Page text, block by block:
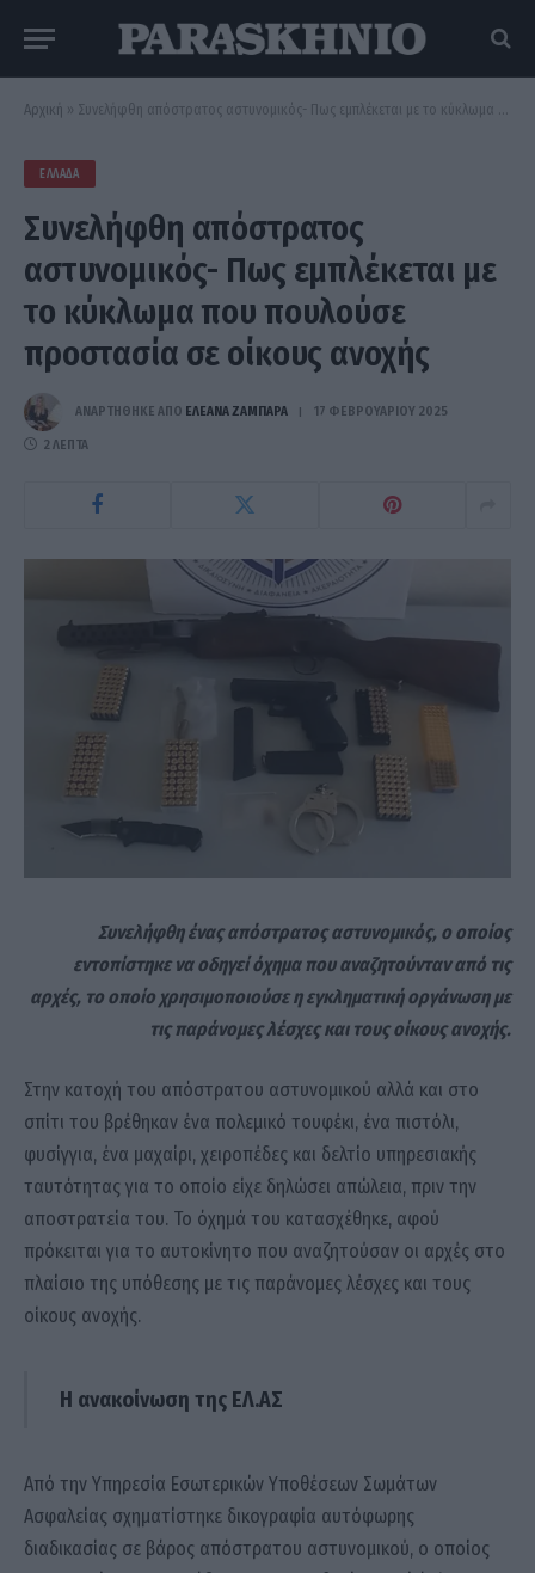
Αρχική » Συνελήφθη απόστρατος αστυνομικός- Πως εμπλέκεται με το κύκλωμα που πουλούσε προστασία σε οίκους ανοχής
ΕΛΛΆΔΑ
Συνελήφθη απόστρατος
αστυνομικός- Πως εμπλέκεται με
το κύκλωμα που πουλούσε
προστασία σε οίκους ανοχής
ΑΝΑΡΤΗΘΗΚΕ ΑΠΟ ΕΛΕΑΝΑ ΖΑΜΠΑΡΑ 17 ΦΕΒΡΟΥΑΡΊΟΥ 2025
2 ΛΕΠΤΆ
Συνελήφθη ένας απόστρατος αστυνομικός, ο οποίος
εντοπίστηκε να οδηγεί όχημα που αναζητούνταν από τις
αρχές, το οποίο χρησιμοποιούσε η εγκληματική οργάνωση με
τις παράνομες λέσχες και τους οίκους ανοχής.
Στην κατοχή του απόστρατου αστυνομικού αλλά και στο
σπίτι του βρέθηκαν ένα πολεμικό τουφέκι, ένα πιστόλι,
φυσίγγια, ένα μαχαίρι, χειροπέδες και δελτίο υπηρεσιακής
ταυτότητας για το οποίο είχε δηλώσει απώλεια, πριν την
αποστρατεία του. Το όχημά του κατασχέθηκε, αφού
πρόκειται για το αυτοκίνητο που αναζητούσαν οι αρχές στο
πλαίσιο της υπόθεσης με τις παράνομες λέσχες και τους
οίκους ανοχής.
Η ανακοίνωση της ΕΛ.ΑΣ
Από την Υπηρεσία Εσωτερικών Υποθέσεων Σωμάτων
Ασφαλείας σχηματίστηκε δικογραφία αυτόφωρης
διαδικασίας σε βάρος απόστρατου αστυνομικού, ο οποίος